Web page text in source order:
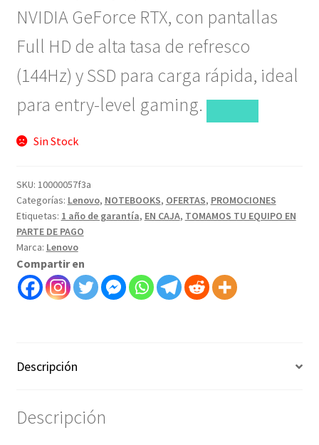
NVIDIA GeForce RTX, con pantallas
Full HD de alta tasa de refresco
(144Hz) y SSD para carga rápida, ideal
para entry-level gaming.
Sin Stock
SKU: 10000057f3a
Categorías: Lenovo, NOTEBOOKS, OFERTAS, PROMOCIONES
Etiquetas: 1 año de garantía, EN CAJA, TOMAMOS TU EQUIPO EN
PARTE DE PAGO
Marca: Lenovo
Compartir en
Descripción
Descripción